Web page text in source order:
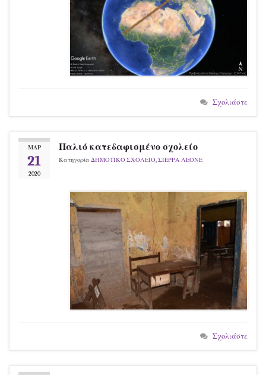
Σχολιάστε
ΜΑΡ
21
2020
Παλιό κατεδαφισμένο σχολείο
Κατηγορία ΔΗΜΟΤΙΚΟ ΣΧΟΛΕΙΟ,ΣΙΕΡΡΑ ΛΕΟΝΕ
Σχολιάστε